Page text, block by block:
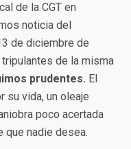
de la CGT en
noticia del
de diciembre de
de la misma
prudentes. El
su vida, un oleaje
poco acertada
que nadie desea.